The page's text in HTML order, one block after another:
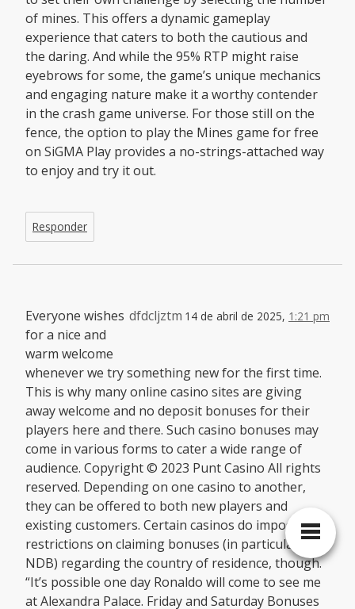
of mines. This offers a dynamic gameplay
experience that caters to both the cautious and
the daring. And while the 95% RTP might raise
eyebrows for some, the game’s unique mechanics
and engaging nature make it a worthy contender
in the crash game universe. For those still on the
fence, the option to play the Mines game for free
on SiGMA Play provides a no-strings-attached way
to enjoy and try it out.
Responder
dfdcljztm 14 de abril de 2025, 1:21 pm
Everyone wishes
for a nice and
warm welcome
whenever we try something new for the first time.
This is why many online casino sites are giving
away welcome and no deposit bonuses for their
players here and there. Such casino bonuses may
come in various forms to cater a wide range of
audience. Copyright © 2023 Punt Casino All rights
reserved. Depending on one casino to another,
they can be offered to both new players and
existing customers. Certain casinos do impose
restrictions on claiming bonuses (in particular
NDB) regarding the country of residence, though.
“It’s possible one day Ronaldo will come to see me
at Alexandra Palace. Friday and Saturday Bonuses